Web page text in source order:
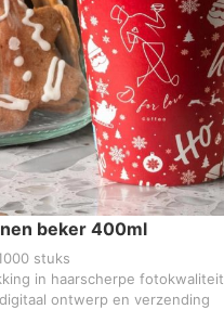
beker 400ml
stuks
in haarscherpe fotokwaliteit
ontwerp en verzending